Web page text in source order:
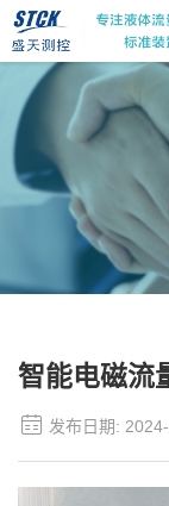
智能电磁流
发布日期: